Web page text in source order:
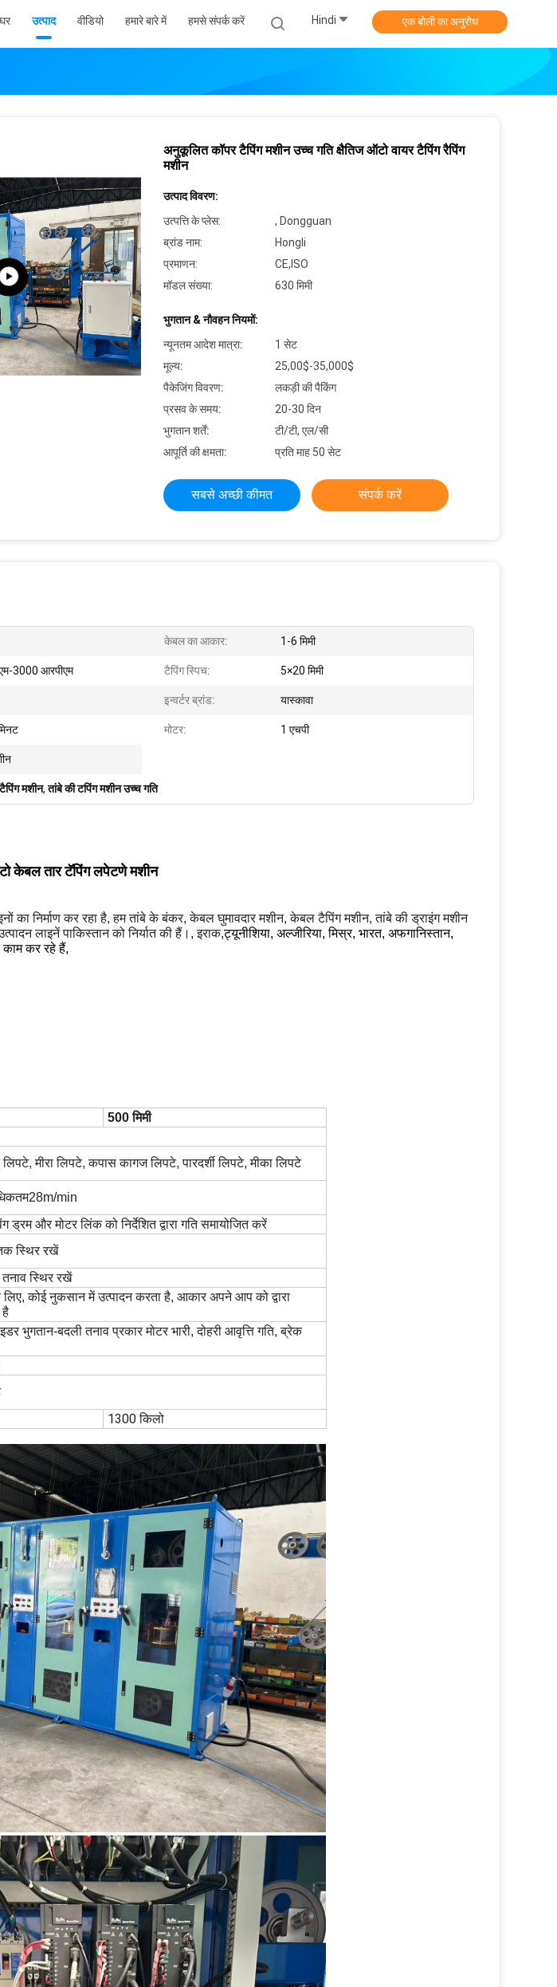
घर उत्पाद वीडियो हमारे बारे में हमसे संपर्क करें Hindi एक बोली का अनुरोध
अनुकूलित कॉपर टैपिंग मशीन उच्च गति क्षैतिज ऑटो वायर टैपिंग रैपिंग
मशीन
उत्पाद विवरण:
उत्पत्ति के प्लेस:
, Dongguan
ब्रांड नाम:
Hongli
प्रमाणन:
CE,ISO
मॉडल संख्या:
630 मिमी
भुगतान & नौवहन नियमों:
न्यूनतम आदेश मात्रा:
1 सेट
मूल्य:
25,00$-35,000$
पैकेजिंग विवरण:
लकड़ी की पैकिंग
प्रसव के समय:
20-30 दिन
भुगतान शर्तें:
टी/टी, एल/सी
आपूर्ति की क्षमता:
प्रति माह 50 सेट
सबसे अच्छी कीमत संपर्क करें
केबल का आकार: 1-6 मिमी
3000 आरपीएम टैपिंग स्पिच: 5×20 मिमी
इन्वर्टर ब्रांड: यास्कावा
मोटर: 1 एचपी
मशीन,तांबे की टपिंग मशीन उच्च गति
केबल तार टॅपिंग लपेटणे मशीन
का निर्माण कर रहा है, हम तांबे के बंकर, केबल घुमावदार मशीन, केबल टैपिंग मशीन, तांबे की ड्राइंग मशीन
लाइनें पाकिस्तान को निर्यात की हैं।, इराक,ट्यूनीशिया, अल्जीरिया, मिस्र, भारत, अफगानिस्तान,
काम कर रहे हैं,
500 मिमी
मीरा लिपटे, कपास कागज लिपटे, पारदर्शी लिपटे, मीका लिपटे
min
ड्रम और मोटर लिंक को निर्देशित द्वारा गति समायोजित करें
स्थिर रखें
स्थिर रखें
कोई नुकसान में उत्पादन करता है, आकार अपने आप को द्वारा
है
भुगतान-बदली तनाव प्रकार मोटर भारी, दोहरी आवृत्ति गति, ब्रेक
1300 किलो